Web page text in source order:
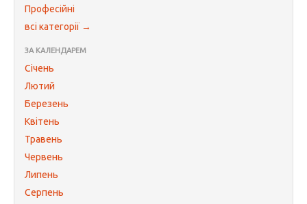
Професійні
всі категорії →
ЗА КАЛЕНДАРЕМ
Січень
Лютий
Березень
Квітень
Травень
Червень
Липень
Серпень